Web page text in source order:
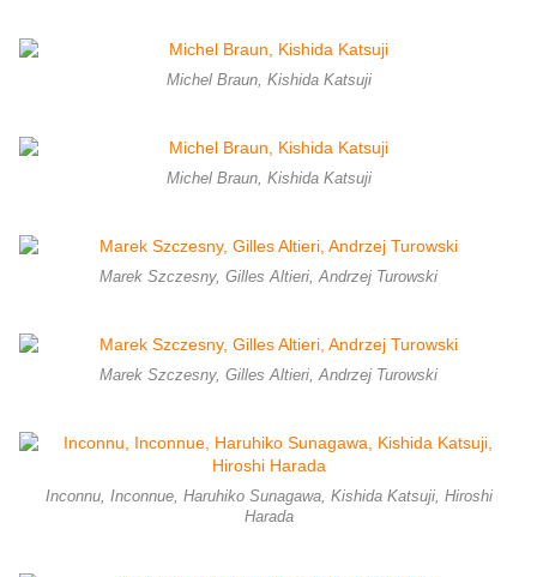
Michel Braun, Kishida Katsuji
Michel Braun, Kishida Katsuji
Marek Szczesny, Gilles Altieri, Andrzej Turowski
Marek Szczesny, Gilles Altieri, Andrzej Turowski
Inconnu, Inconnue, Haruhiko Sunagawa, Kishida Katsuji, Hiroshi
Harada